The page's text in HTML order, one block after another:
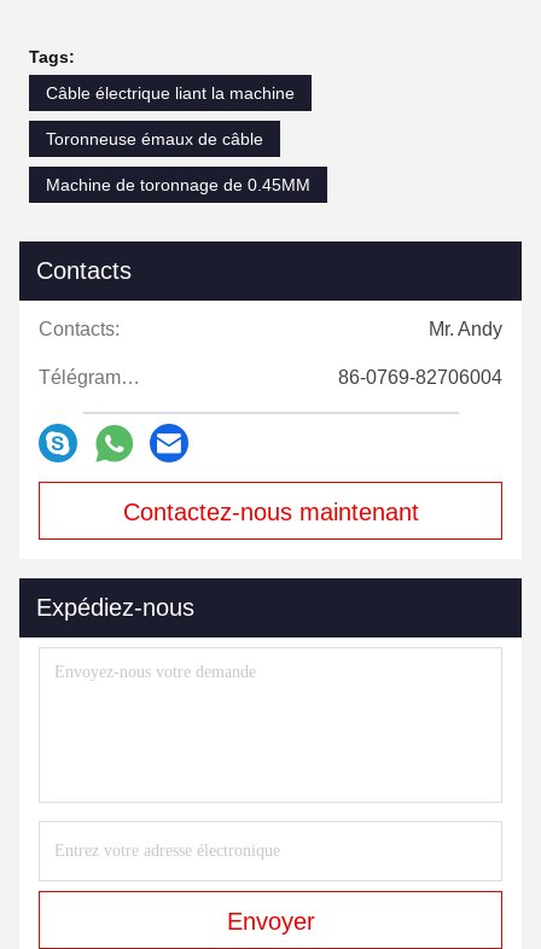
Tags:
Câble électrique liant la machine
Toronneuse émaux de câble
Machine de toronnage de 0.45MM
Contacts
Contacts: Mr. Andy
Télégramme: 86-0769-82706004
Contactez-nous maintenant
Expédiez-nous
Envoyer